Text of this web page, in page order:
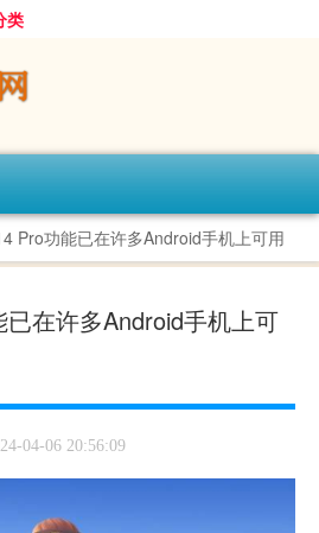
类
Pro功能已在许多Android手机上可用
在许多Android手机上可
04-06 20:56:09